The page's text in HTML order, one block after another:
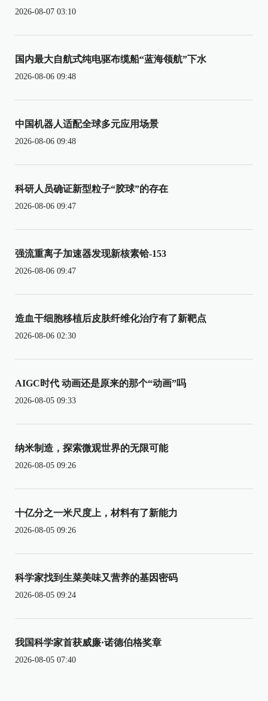
2026-08-07 03:10
国内最大自航式纯电驱布缆船“蓝海领航”下水
2026-08-06 09:48
中国机器人适配全球多元应用场景
2026-08-06 09:48
科研人员确证新型粒子“胶球”的存在
2026-08-06 09:47
强流重离子加速器发现新核素铪-153
2026-08-06 09:47
造血干细胞移植后皮肤纤维化治疗有了新靶点
2026-08-06 02:30
AIGC时代 动画还是原来的那个“动画”吗
2026-08-05 09:33
纳米制造，探索微观世界的无限可能
2026-08-05 09:26
十亿分之一米尺度上，材料有了新能力
2026-08-05 09:26
科学家找到生菜美味又营养的基因密码
2026-08-05 09:24
我国科学家首获威廉·诺德伯格奖章
2026-08-05 07:40